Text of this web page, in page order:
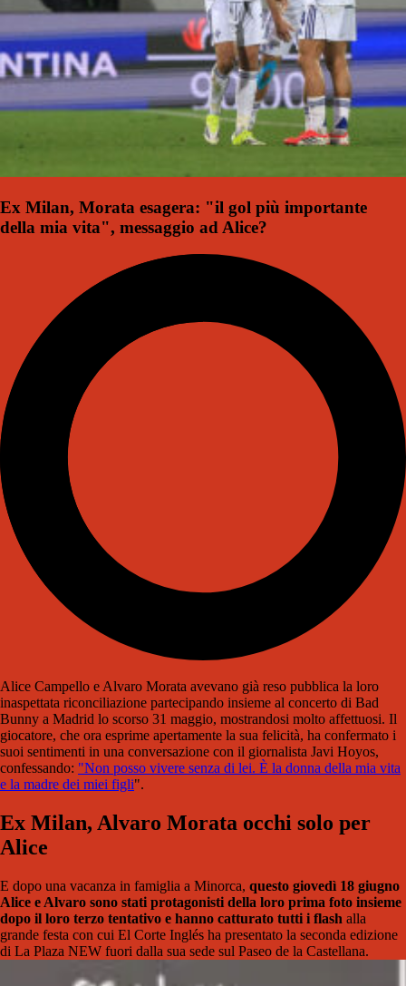
Ex Milan, Morata esagera: "il gol più importante
della mia vita", messaggio ad Alice?
Alice Campello e Alvaro Morata avevano già reso pubblica la loro
inaspettata riconciliazione partecipando insieme al concerto di Bad
Bunny a Madrid lo scorso 31 maggio, mostrandosi molto affettuosi. Il
giocatore, che ora esprime apertamente la sua felicità, ha confermato i
suoi sentimenti in una conversazione con il giornalista Javi Hoyos,
confessando: "Non posso vivere senza di lei. È la donna della mia vita
e la madre dei miei figli".
Ex Milan, Alvaro Morata occhi solo per
Alice
E dopo una vacanza in famiglia a Minorca, questo giovedì 18 giugno
Alice e Alvaro sono stati protagonisti della loro prima foto insieme
dopo il loro terzo tentativo e hanno catturato tutti i flash alla
grande festa con cui El Corte Inglés ha presentato la seconda edizione
di La Plaza NEW fuori dalla sua sede sul Paseo de la Castellana.